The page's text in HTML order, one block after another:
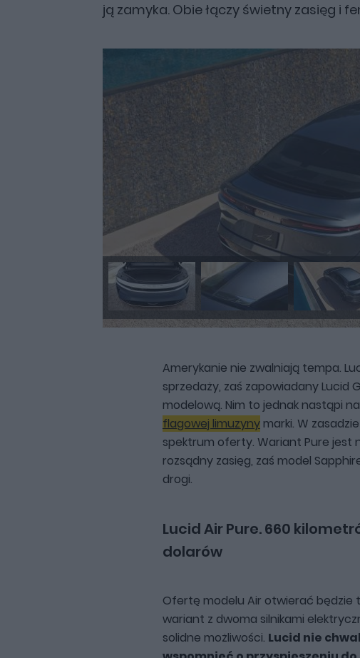
ją zamyka. Obie łączy świetny zasięg i
Amerykanie nie zwalniają tempa.
sprzedaży, zaś zapowiadany Lucid
modelową. Nim to jednak nastąpi
flagowej limuzynymarki. W
spektrum oferty. Wariant Pure jest
rozsądny zasięg, zaś model
drogi.
Lucid Air Pure. 660
dolarów
Ofertę modelu Air otwierać będzie
wariant z dwoma silnikami
solidne możliwości. Lucid nie